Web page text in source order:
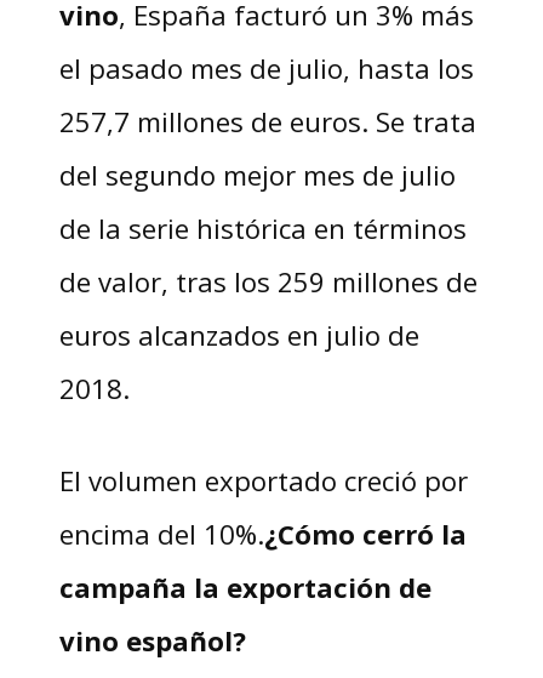
vino, España facturó un 3% más
el pasado mes de julio, hasta los
257,7 millones de euros. Se trata
del segundo mejor mes de julio
de la serie histórica en términos
de valor, tras los 259 millones de
euros alcanzados en julio de
2018.
El volumen exportado creció por
encima del 10%.¿Cómo cerró la
campaña la exportación de
vino español?